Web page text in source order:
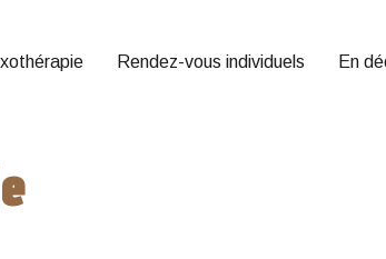
Rendez-vous individuels En